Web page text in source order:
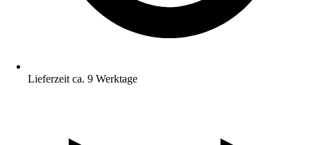
Lieferzeit ca. 9 Werktage